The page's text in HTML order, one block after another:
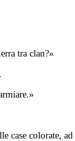
tra clan?»
colorate,